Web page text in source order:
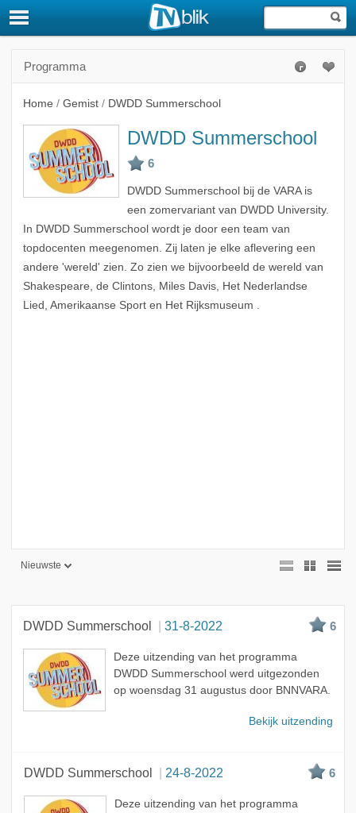
Programma
Home / Gemist / DWDD Summerschool
DWDD Summerschool
DWDD Summerschool bij de VARA is
een zomervariant van DWDD University.
In DWDD Summerschool wordt je door een team van
topdocenten meegenomen. Zij laten je elke aflevering een
andere 'wereld' zien. Zo zien we bijvoorbeeld de wereld van
Shakespeare, de Clintons, Miles Davis, Het Nederlandse
Lied, Amerikaanse Sport en Het Rijksmuseum .
Nieuwste
A - Z
DWDD Summerschool 31-8-2022 6
Deze uitzending van het programma
DWDD Summerschool werd uitgezonden
op woensdag 31 augustus door BNNVARA.
Bekijk uitzending
DWDD Summerschool 24-8-2022 6
Deze uitzending van het programma